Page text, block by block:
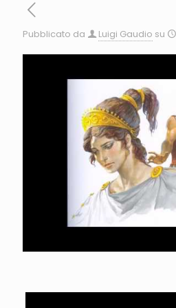
Pubblicato da Luigi Gaudio su